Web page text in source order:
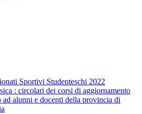
Sportivi Studenteschi 2022
: circolari dei corsi di aggiornamento
ad alunni e docenti della provincia di